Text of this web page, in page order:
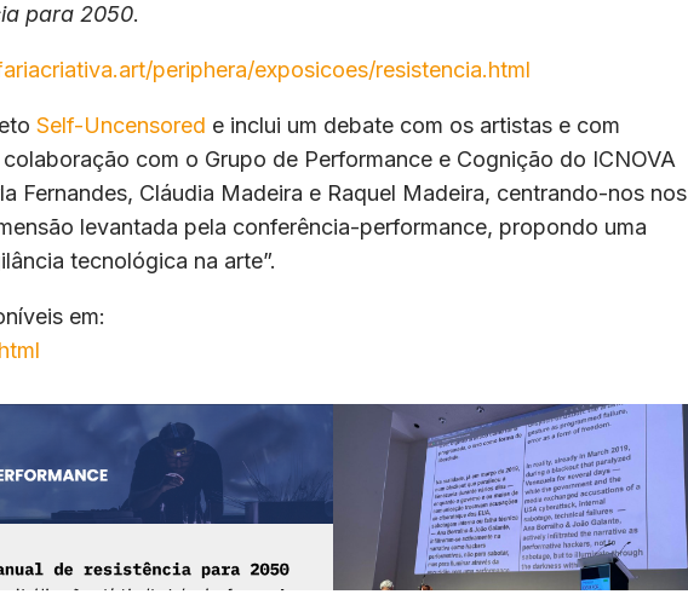
para 2050.
periphera/exposicoes/resistencia.html
Self-Uncensored e inclui um debate com os artistas e com
com o Grupo de Performance e Cognição do ICNOVA
Fernandes, Cláudia Madeira e Raquel Madeira, centrando-nos nos
levantada pela conferência-performance, propondo uma
tecnológica na arte”.
em: